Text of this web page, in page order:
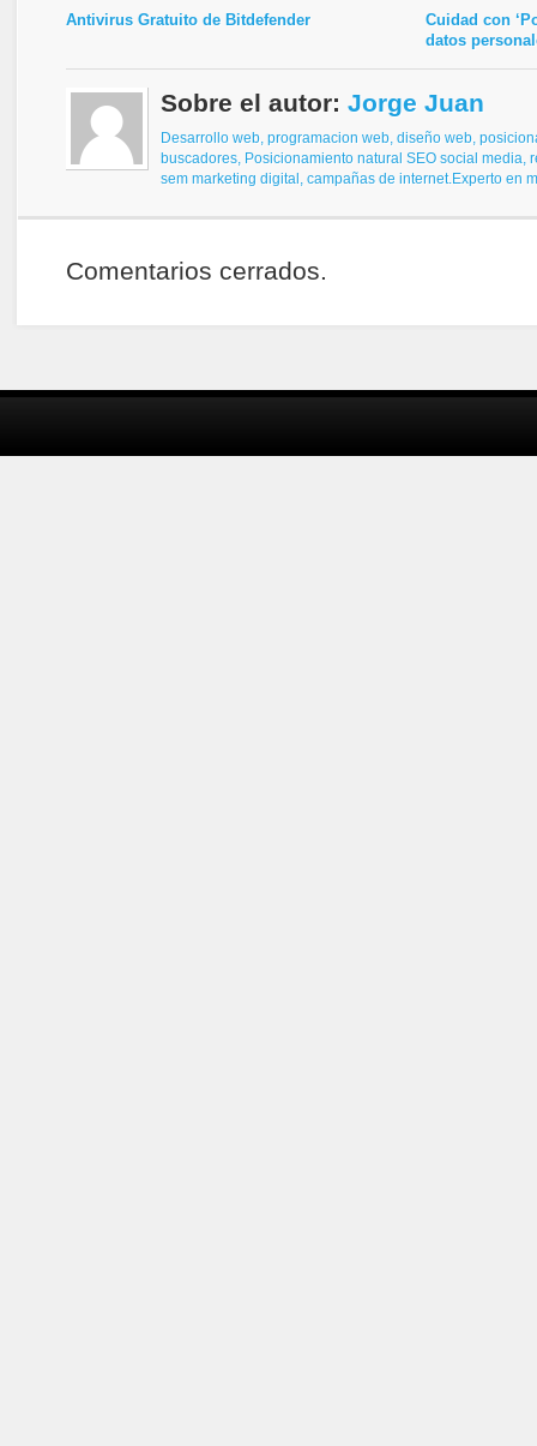
Antivirus Gratuito de Bitdefender
Cuidad con
datos
Sobre el autor: Jorge Juan
Desarrollo web, programacion web, diseño web,
buscadores, Posicionamiento natural SEO social media,
sem marketing digital, campañas de internet.Experto en
Comentarios cerrados.